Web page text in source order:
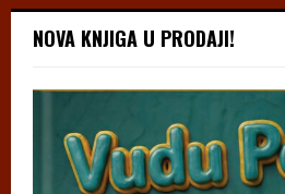
NOVA KNJIGA U PRODAJI!